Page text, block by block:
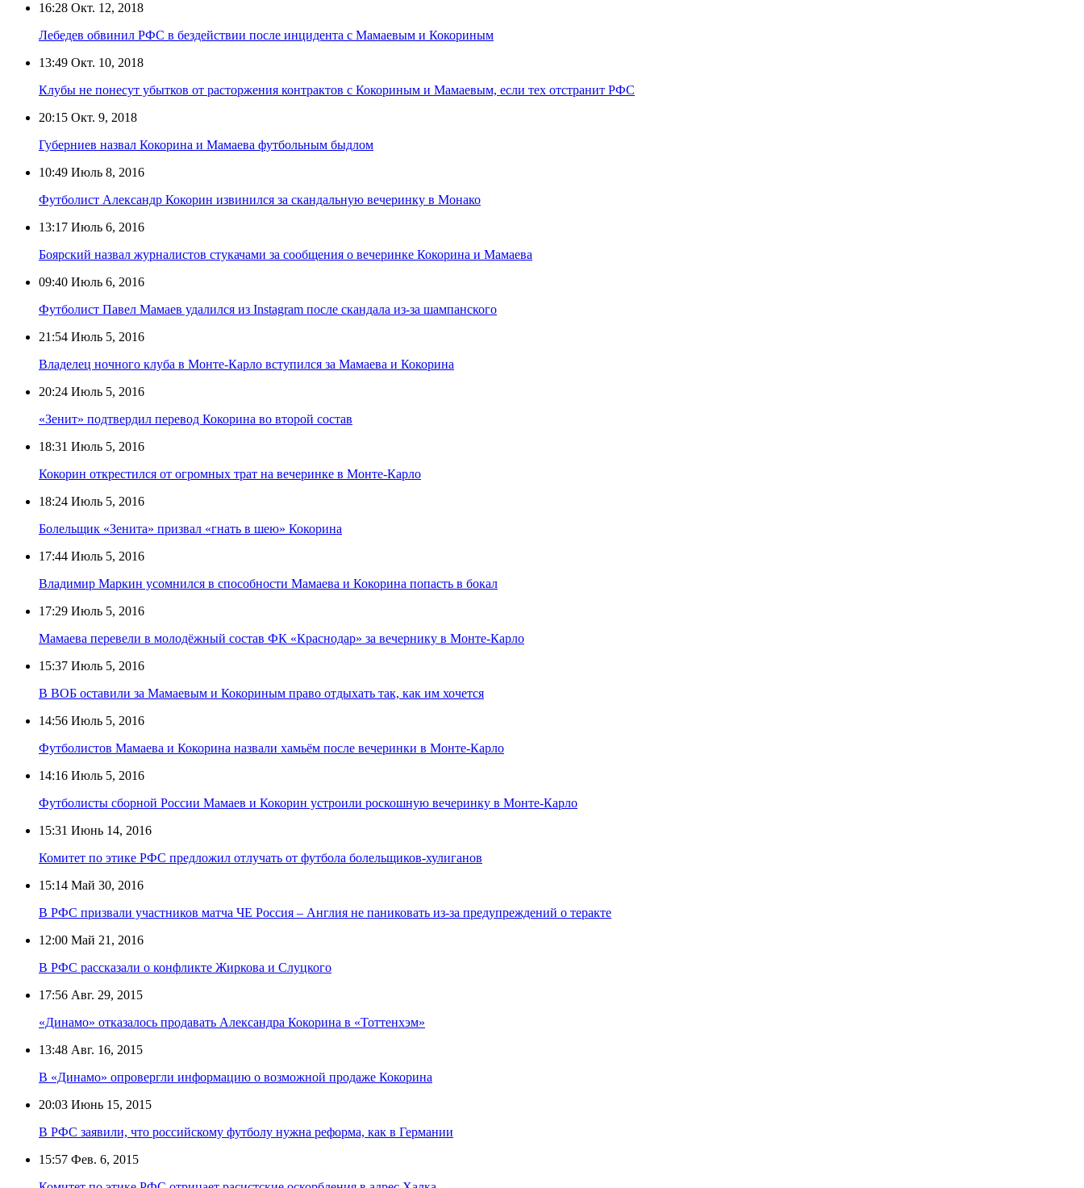
16:28 Окт. 12, 2018
Лебедев обвинил РФС в бездействии после инцидента с Мамаевым и Кокориным
13:49 Окт. 10, 2018
Клубы не понесут убытков от расторжения контрактов с Кокориным и Мамаевым, если тех отстранит РФС
20:15 Окт. 9, 2018
Губерниев назвал Кокорина и Мамаева футбольным быдлом
10:49 Июль 8, 2016
Футболист Александр Кокорин извинился за скандальную вечеринку в Монако
13:17 Июль 6, 2016
Боярский назвал журналистов стукачами за сообщения о вечеринке Кокорина и Мамаева
09:40 Июль 6, 2016
Футболист Павел Мамаев удалился из Instagram после скандала из-за шампанского
21:54 Июль 5, 2016
Владелец ночного клуба в Монте-Карло вступился за Мамаева и Кокорина
20:24 Июль 5, 2016
«Зенит» подтвердил перевод Кокорина во второй состав
18:31 Июль 5, 2016
Кокорин открестился от огромных трат на вечеринке в Монте-Карло
18:24 Июль 5, 2016
Болельщик «Зенита» призвал «гнать в шею» Кокорина
17:44 Июль 5, 2016
Владимир Маркин усомнился в способности Мамаева и Кокорина попасть в бокал
17:29 Июль 5, 2016
Мамаева перевели в молодёжный состав ФК «Краснодар» за вечернику в Монте-Карло
15:37 Июль 5, 2016
В ВОБ оставили за Мамаевым и Кокориным право отдыхать так, как им хочется
14:56 Июль 5, 2016
Футболистов Мамаева и Кокорина назвали хамьём после вечеринки в Монте-Карло
14:16 Июль 5, 2016
Футболисты сборной России Мамаев и Кокорин устроили роскошную вечеринку в Монте-Карло
15:31 Июнь 14, 2016
Комитет по этике РФС предложил отлучать от футбола болельщиков-хулиганов
15:14 Май 30, 2016
В РФС призвали участников матча ЧЕ Россия – Англия не паниковать из-за предупреждений о теракте
12:00 Май 21, 2016
В РФС рассказали о конфликте Жиркова и Слуцкого
17:56 Авг. 29, 2015
«Динамо» отказалось продавать Александра Кокорина в «Тоттенхэм»
13:48 Авг. 16, 2015
В «Динамо» опровергли информацию о возможной продаже Кокорина
20:03 Июнь 15, 2015
В РФС заявили, что российскому футболу нужна реформа, как в Германии
15:57 Фев. 6, 2015